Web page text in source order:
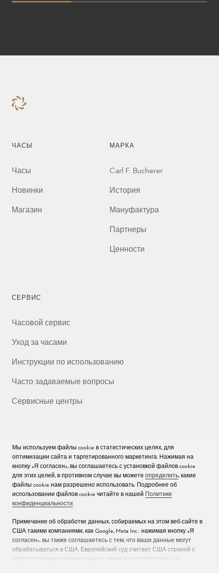
ЧАСЫ
Часы
Новинки
Магазин
МАРКА
Carl F. Bucherer
История
Мануфактура
Партнеры
Ценности
СЕРВИС
Часовой сервис
Уход за часами
Инструкции по использованию
Часто задаваемые вопросы
Сервисные центры
КОМПАНИЯ
Вакансии
Пресс
Мы используем файлы cookie в статистических целях, для
оптимизации сайта и таргетированного маркетинга. Нажимая на
кнопку «Я согласен», вы соглашаетесь с установкой файлов cookie
для этих целей, в противном случае вы можете определить, какие
файлы cookie нам разрешено использовать. Подробнее об
использовании файлов cookie читайте в нашей
Политике
конфиденциальности.
Примечание об обработке данных, собираемых на этом веб-сайте в
США такими компаниями, как Google, Meta Inc.: нажимая кнопку «Я
согласен», вы также соглашаетесь с тем, что ваши данные могут
обрабатываться в США. Европейский суд считает США страной с
недостаточным уровнем защиты данных в соответствии со